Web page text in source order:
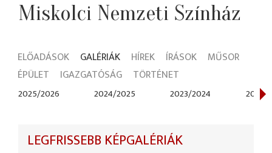
Miskolci Nemzeti Színház
ELŐADÁSOK GALÉRIÁK HÍREK ÍRÁSOK
MŰSOR
ÉPÜLET
IGAZGATÓSÁG TÖRTÉNET
2025/2026 2024/2025 2023/2024 2022/
LEGFRISSEBB KÉPGALÉRIÁK